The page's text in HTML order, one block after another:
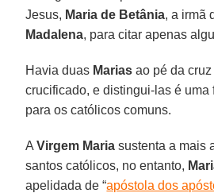
Jesus, Maria de Betânia, a irmã
Madalena, para citar apenas
Havia duas Marias ao pé da
crucificado, e distingui-las é uma
para os católicos comuns.
AVirgem Maria sustenta a mais
santos católicos, no entanto,
apelidada de “apóstola dos